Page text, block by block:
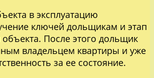
в эксплуатацию
ключей дольщикам и этап
После этого дольщик
владельцем квартиры и уже
за ее состояние.